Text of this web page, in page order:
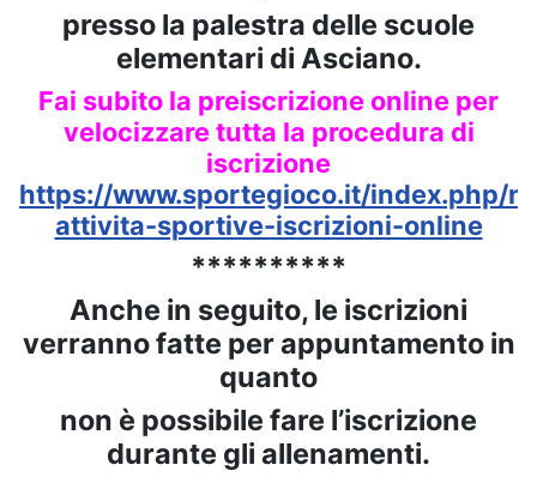
presso la palestra delle scuole
elementari di Asciano.
Fai subito la preiscrizione online per
velocizzare tutta la procedura di
iscrizione
https://www.sportegioco.it/index.php/
attivita-sportive-iscrizioni-online
**********
Anche in seguito, le iscrizioni
verranno fatte per appuntamento in
quanto
non è possibile fare l’iscrizione
durante gli allenamenti.